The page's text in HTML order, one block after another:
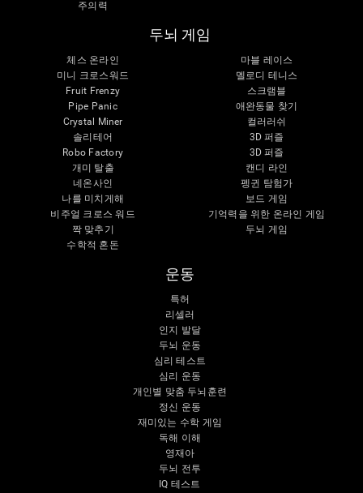
주의력
두뇌 게임
체스 온라인
미니 크로스워드
Fruit Frenzy
Pipe Panic
Crystal Miner
솔리테어
Robo Factory
개미 탈출
네온사인
나를 미치게해
비주얼 크로스 워드
짝 맞추기
수학적 혼돈
마블 레이스
멜로디 테니스
스크램블
애완동물 찾기
컬러러쉬
3D 퍼즐
3D 퍼즐
캔디 라인
펭귄 탐험가
보드 게임
기억력을 위한 온라인 게임
두뇌 게임
운동
특허
리셀러
인지 발달
두뇌 운동
심리 테스트
심리 운동
개인별 맞춤 두뇌훈련
정신 운동
재미있는 수학 게임
독해 이해
영재아
두뇌 전투
IQ 테스트